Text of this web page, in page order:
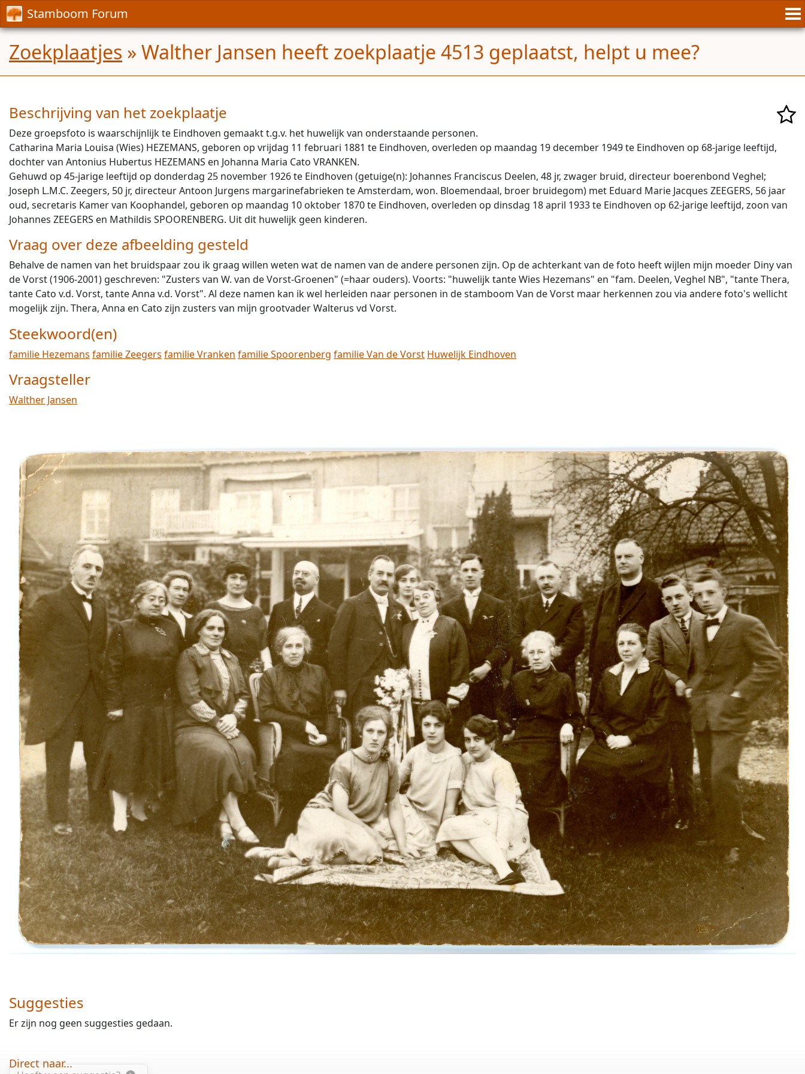
Stamboom Forum
Zoekplaatjes » Walther Jansen heeft zoekplaatje 4513 geplaatst, helpt u mee?
Beschrijving van het zoekplaatje
Deze groepsfoto is waarschijnlijk te Eindhoven gemaakt t.g.v. het huwelijk van onderstaande personen.
Catharina Maria Louisa (Wies) HEZEMANS, geboren op vrijdag 11 februari 1881 te Eindhoven, overleden op maandag 19 december 1949 te Eindhoven op 68-jarige leeftijd,
dochter van Antonius Hubertus HEZEMANS en Johanna Maria Cato VRANKEN.
Gehuwd op 45-jarige leeftijd op donderdag 25 november 1926 te Eindhoven (getuige(n): Johannes Franciscus Deelen, 48 jr, zwager bruid, directeur boerenbond Veghel;
Joseph L.M.C. Zeegers, 50 jr, directeur Antoon Jurgens margarinefabrieken te Amsterdam, won. Bloemendaal, broer bruidegom) met Eduard Marie Jacques ZEEGERS, 56 jaar
oud, secretaris Kamer van Koophandel, geboren op maandag 10 oktober 1870 te Eindhoven, overleden op dinsdag 18 april 1933 te Eindhoven op 62-jarige leeftijd, zoon van
Johannes ZEEGERS en Mathildis SPOORENBERG. Uit dit huwelijk geen kinderen.
Vraag over deze afbeelding gesteld
Behalve de namen van het bruidspaar zou ik graag willen weten wat de namen van de andere personen zijn. Op de achterkant van de foto heeft wijlen mijn moeder Diny van
de Vorst (1906-2001) geschreven: "Zusters van W. van de Vorst-Groenen" (=haar ouders). Voorts: "huwelijk tante Wies Hezemans" en "fam. Deelen, Veghel NB", "tante Thera,
tante Cato v.d. Vorst, tante Anna v.d. Vorst". Al deze namen kan ik wel herleiden naar personen in de stamboom Van de Vorst maar herkennen zou via andere foto's wellicht
mogelijk zijn. Thera, Anna en Cato zijn zusters van mijn grootvader Walterus vd Vorst.
Steekwoord(en)
familie Hezemans familie Zeegers familie Vranken familie Spoorenberg familie Van de Vorst Huwelijk Eindhoven
Vraagsteller
Walther Jansen
Suggesties
Er zijn nog geen suggesties gedaan.
Direct naar...